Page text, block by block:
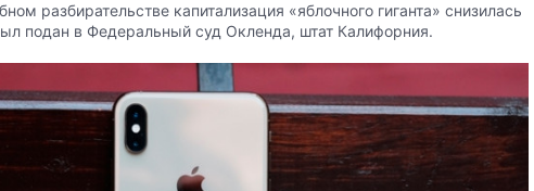
разбирательстве капитализация «яблочного гиганта» снизилась
подан в Федеральный суд Окленда, штат Калифорния.